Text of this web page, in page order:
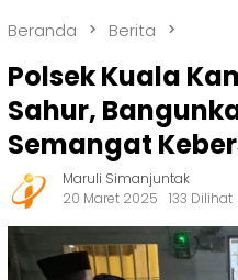
Beranda Berita
Polsek Kuala
Sahur,
Semangat
Maruli Simanjuntak
20 Maret 2025
133 Dilihat